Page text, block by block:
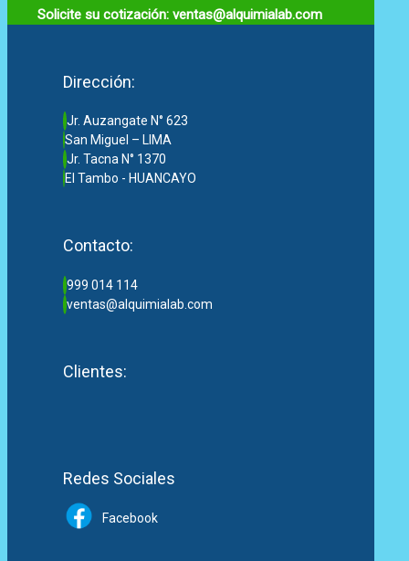
Solicite su cotización: ventas@alquimialab.com
Dirección:
Jr. Auzangate N° 623
San Miguel – LIMA
Jr. Tacna N° 1370
El Tambo - HUANCAYO
Contacto:
999 014 114
ventas@alquimialab.com
Clientes:
Redes Sociales
Facebook